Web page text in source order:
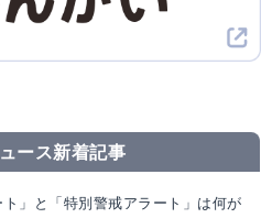
ース新着記事
」と「特別警戒アラート」は何が